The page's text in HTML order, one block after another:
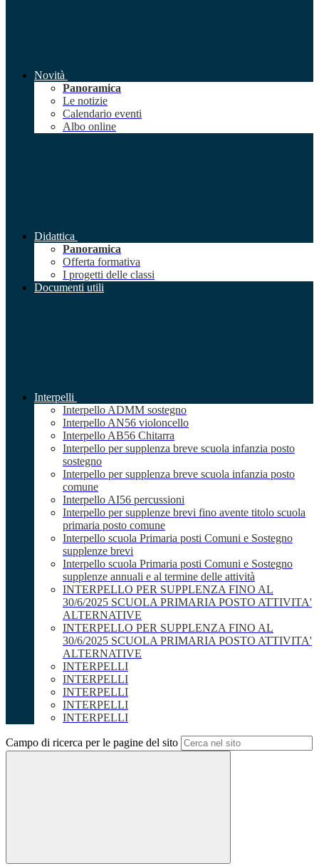
Novità
Panoramica
Le notizie
Calendario eventi
Albo online
Didattica
Panoramica
Offerta formativa
I progetti delle classi
Documenti utili
Interpelli
Interpello ADMM sostegno
Interpello AN56 violoncello
Interpello AB56 Chitarra
Interpello per supplenza breve scuola infanzia posto
sostegno
Interpello per supplenza breve scuola infanzia posto
comune
Interpello AI56 percussioni
Interpello per supplenze brevi fino avente titolo scuola
primaria posto comune
Interpello scuola Primaria posti Comuni e Sostegno
supplenze brevi
Interpello scuola Primaria posti Comuni e Sostegno
supplenze annuali e al termine delle attività
INTERPELLO PER SUPPLENZA FINO AL
30/6/2025 SCUOLA PRIMARIA POSTO ATTIVITA'
ALTERNATIVE
INTERPELLO PER SUPPLENZA FINO AL
30/6/2025 SCUOLA PRIMARIA POSTO ATTIVITA'
ALTERNATIVE
INTERPELLI
INTERPELLI
INTERPELLI
INTERPELLI
INTERPELLI
Campo di ricerca per le pagine del sito